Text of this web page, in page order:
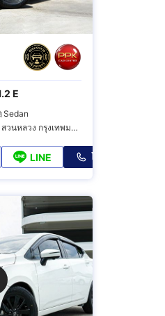
E
Sedan
สวนหลวง กรุงเทพมหานคร
LINE โทร